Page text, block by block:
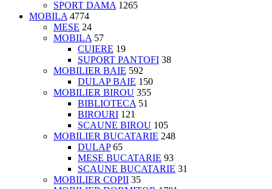
SPORT DAMA 1265
MOBILA 4774
MESE 24
MOBILA 57
CUIERE 19
SUPORT PANTOFI 38
MOBILIER BAIE 592
DULAP BAIE 150
MOBILIER BIROU 355
BIBLIOTECA 51
BIROURI 121
SCAUNE BIROU 105
MOBILIER BUCATARIE 248
DULAP 65
MESE BUCATARIE 93
SCAUNE BUCATARIE 31
MOBILIER COPII 35